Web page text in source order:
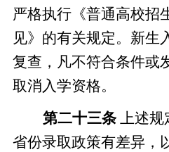
严格执行《普通高校招
见》的有关规定。新生
复查，凡不符合条件或
取消入学资格。
第二十三条 上述规
省份录取政策有差异，